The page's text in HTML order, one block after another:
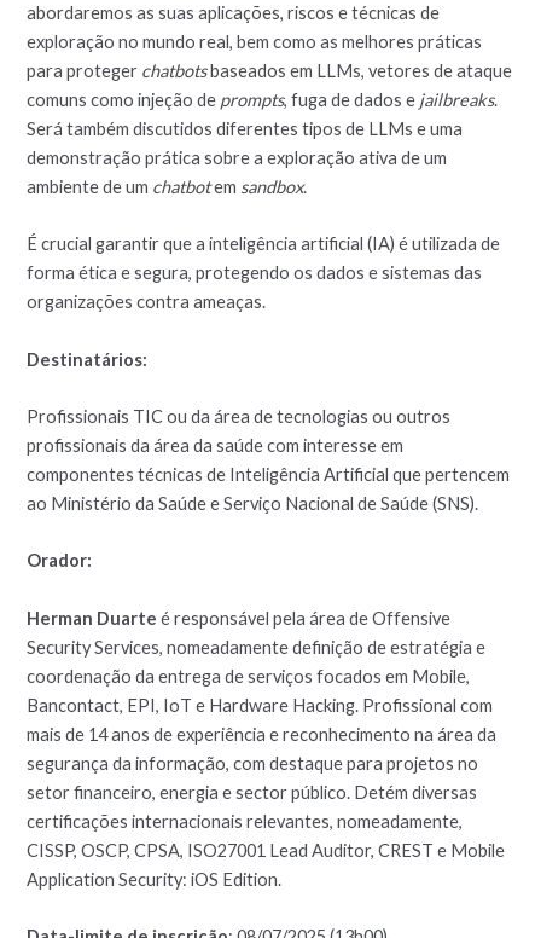
abordaremos as suas aplicações, riscos e técnicas de
exploração no mundo real, bem como as melhores práticas
para proteger chatbotsbaseados em LLMs, vetores de ataque
comuns como injeção de prompts, fuga de dados e jailbreaks.
Será também discutidos diferentes tipos de LLMs e uma
demonstração prática sobre a exploração ativa de um
ambiente de um chatbotem sandbox.
É crucial garantir que a inteligência artificial (IA) é utilizada de
forma ética e segura, protegendo os dados e sistemas das
organizações contra ameaças.
Destinatários:
Profissionais TIC ou da área de tecnologias ou outros
profissionais da área da saúde com interesse em
componentes técnicas de Inteligência Artificial que pertencem
ao Ministério da Saúde e Serviço Nacional de Saúde (SNS).
Orador:
Herman Duarte é responsável pela área de Offensive
Security Services, nomeadamente definição de estratégia e
coordenação da entrega de serviços focados em Mobile,
Bancontact, EPI, IoT e Hardware Hacking. Profissional com
mais de 14 anos de experiência e reconhecimento na área da
segurança da informação, com destaque para projetos no
setor financeiro, energia e sector público. Detém diversas
certificações internacionais relevantes, nomeadamente,
CISSP, OSCP, CPSA, ISO27001 Lead Auditor, CREST e Mobile
Application Security: iOS Edition.